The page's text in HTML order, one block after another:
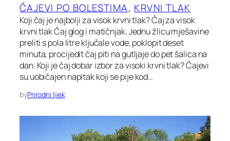
ČAJEVI PO BOLESTIMA, KRVNI TLAK
Koji čaj je najbolji za visok krvni tlak? Čaj za visok
krvni tlak Čaj glog i matičnjak. Jednu žlicu mješavine
preliti s pola litre ključale vode, poklopit deset
minuta, procijedit čaj piti na gutljaje do pet šalica na
dan. Koji je čaj dobar izbor za visoki krvni tlak? Čajevi
su uobičajen napitak koji se pije kod…
byPrirodni lijek